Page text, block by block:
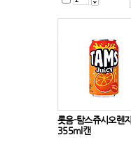
롯음-탐스쥬시오렌지
355ml캔